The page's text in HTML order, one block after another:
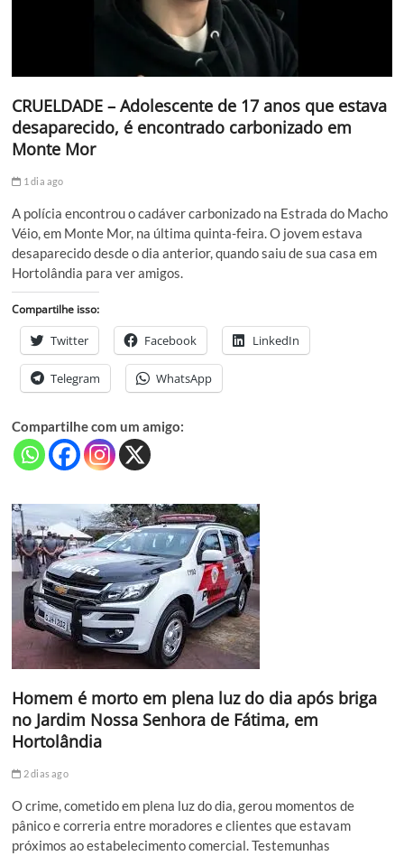
CRUELDADE – Adolescente de 17 anos que estava
desaparecido, é encontrado carbonizado em
Monte Mor
1 dia ago
A polícia encontrou o cadáver carbonizado na Estrada do Macho
Véio, em Monte Mor, na última quinta-feira. O jovem estava
desaparecido desde o dia anterior, quando saiu de sua casa em
Hortolândia para ver amigos.
Compartilhe isso:
Twitter Facebook LinkedIn
Telegram WhatsApp
Compartilhe com um amigo:
Homem é morto em plena luz do dia após briga
no Jardim Nossa Senhora de Fátima, em
Hortolândia
2 dias ago
O crime, cometido em plena luz do dia, gerou momentos de
pânico e correria entre moradores e clientes que estavam
próximos ao estabelecimento comercial. Testemunhas